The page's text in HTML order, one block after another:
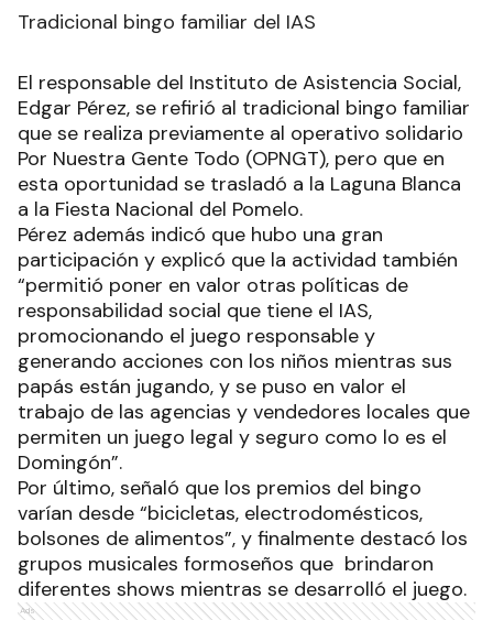
Tradicional bingo familiar del IAS
El responsable del Instituto de Asistencia Social,
Edgar Pérez, se refirió al tradicional bingo familiar
que se realiza previamente al operativo solidario
Por Nuestra Gente Todo (OPNGT), pero que en
esta oportunidad se trasladó a la Laguna Blanca
a la Fiesta Nacional del Pomelo.
Pérez además indicó que hubo una gran
participación y explicó que la actividad también
“permitió poner en valor otras políticas de
responsabilidad social que tiene el IAS,
promocionando el juego responsable y
generando acciones con los niños mientras sus
papás están jugando, y se puso en valor el
trabajo de las agencias y vendedores locales que
permiten un juego legal y seguro como lo es el
Domingón”.
Por último, señaló que los premios del bingo
varían desde “bicicletas, electrodomésticos,
bolsones de alimentos”, y finalmente destacó los
grupos musicales formoseños que brindaron
diferentes shows mientras se desarrolló el juego.
Ads